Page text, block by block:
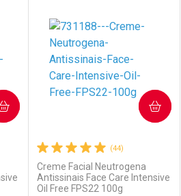
Laboratório
Por Menos
(44)
Creme Facial Neutrogena
Antissinais Face Care Intensive
Oil Free FPS22 100g
COMPRAR